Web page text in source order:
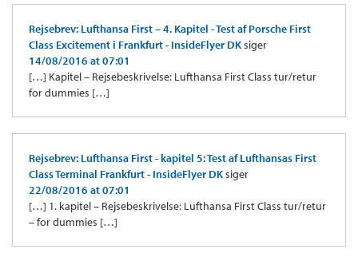
Rejsebrev: Lufthansa First – 4. Kapitel - Test af Porsche First
Class Excitement i Frankfurt - InsideFlyer DKsiger
14/08/2016 at 07:01
[…] Kapitel – Rejsebeskrivelse: Lufthansa First Class tur/retur
for dummies […]
Rejsebrev: Lufthansa First - kapitel 5: Test af Lufthansas First
Class Terminal Frankfurt - InsideFlyer DKsiger
22/08/2016 at 07:01
[…] 1. kapitel – Rejsebeskrivelse: Lufthansa First Class tur/retur
– for dummies […]